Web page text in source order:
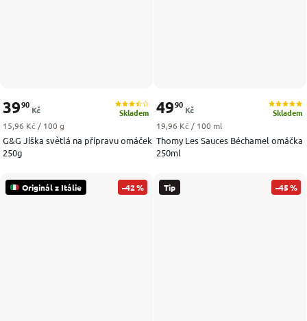
G&G Jíška světlá na přípravu omáček
250g
Skladem
3990
Kč
Měrná cena:
15,96 Kč / 100 g
Thomy Les Sauces Béchamel omáčka
250ml
Skladem
4990
Kč
Měrná cena:
19,96 Kč / 100 ml
Originál z Itálie –42 % Tip –45 %